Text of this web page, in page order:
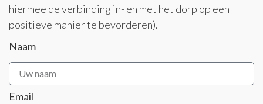
hiermee de verbinding in- en met het dorp op een
positieve manier te bevorderen).
Naam
Email